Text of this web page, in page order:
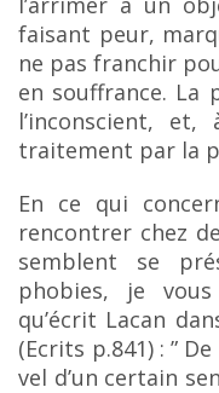
faisant peur,
ne pas franchir
en souffrance. La
l’inconscient,
traitement par la
En ce qui
rencontrer chez
semblent se
phobies, je
qu’écrit Lacan
(Ecrits p.841) : ”
vel d’un certain